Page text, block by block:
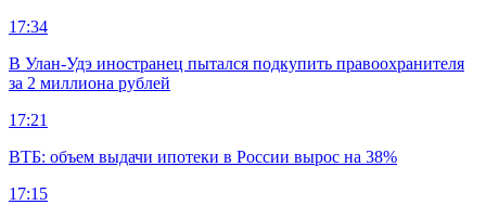
17:34
В Улан-Удэ иностранец пытался подкупить правоохранителя
за 2 миллиона рублей
17:21
ВТБ: объем выдачи ипотеки в России вырос на 38%
17:15